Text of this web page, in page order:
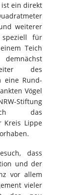
ein direkt
weiterer
speziell für
Teich
des
eine Rund-
Vögel
Stiftung
das
Kreis Lippe
dass
und der
vor allem
vieler